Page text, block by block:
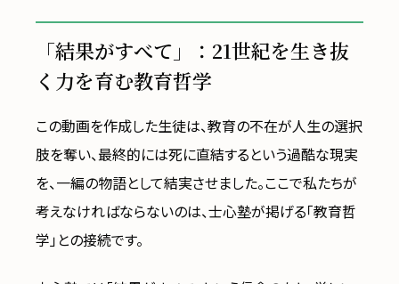
「結果がすべて」：21世紀を生き抜
く力を育む教育哲学
この動画を作成した生徒は、教育の不在が人生の選択
肢を奪い、最終的には死に直結するという過酷な現実
を、一編の物語として結実させました。ここで私たちが
考えなければならないのは、士心塾が掲げる「教育哲
学」との接続です。